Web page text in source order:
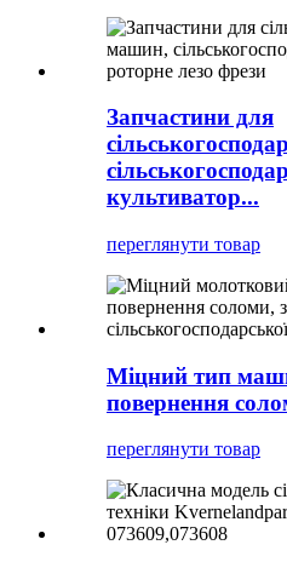
Запчастини для
культиватор...
переглянути товар
Міцний тип
повернення
переглянути товар